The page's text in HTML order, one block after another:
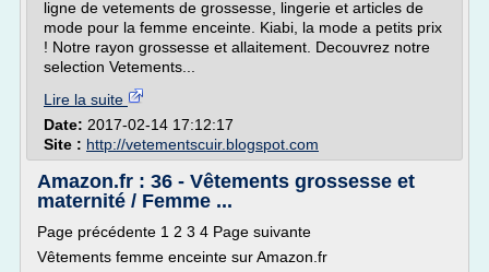
ligne de vetements de grossesse, lingerie et articles de
mode pour la femme enceinte. Kiabi, la mode a petits prix
! Notre rayon grossesse et allaitement. Decouvrez notre
selection Vetements...
Lire la suite
Date: 2017-02-14 17:12:17
Site : http://vetementscuir.blogspot.com
Amazon.fr : 36 - Vêtements grossesse et
maternité / Femme ...
Page précédente 1 2 3 4 Page suivante
Vêtements femme enceinte sur Amazon.fr